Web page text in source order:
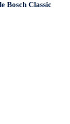
Bosch Classic